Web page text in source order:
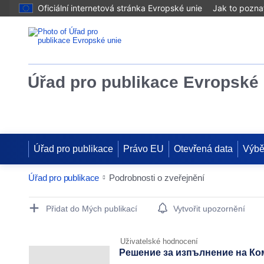
Oficiální internetová stránka Evropské unie Jak to
Úřad pro publikace Evropské
Úřad pro publikace Právo EU Otevřená data
Úřad pro publikace Podrobnosti o zveřejnění
Publication Detail Actions Portlet
Přidat do Mých publikací Vytvořit upozornění
Uživatelské hodnocení
Решение за изпълнение на